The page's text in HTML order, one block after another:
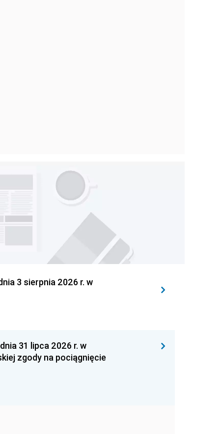
3 sierpnia 2026 r. w
31 lipca 2026 r. w
zgody na pociągnięcie